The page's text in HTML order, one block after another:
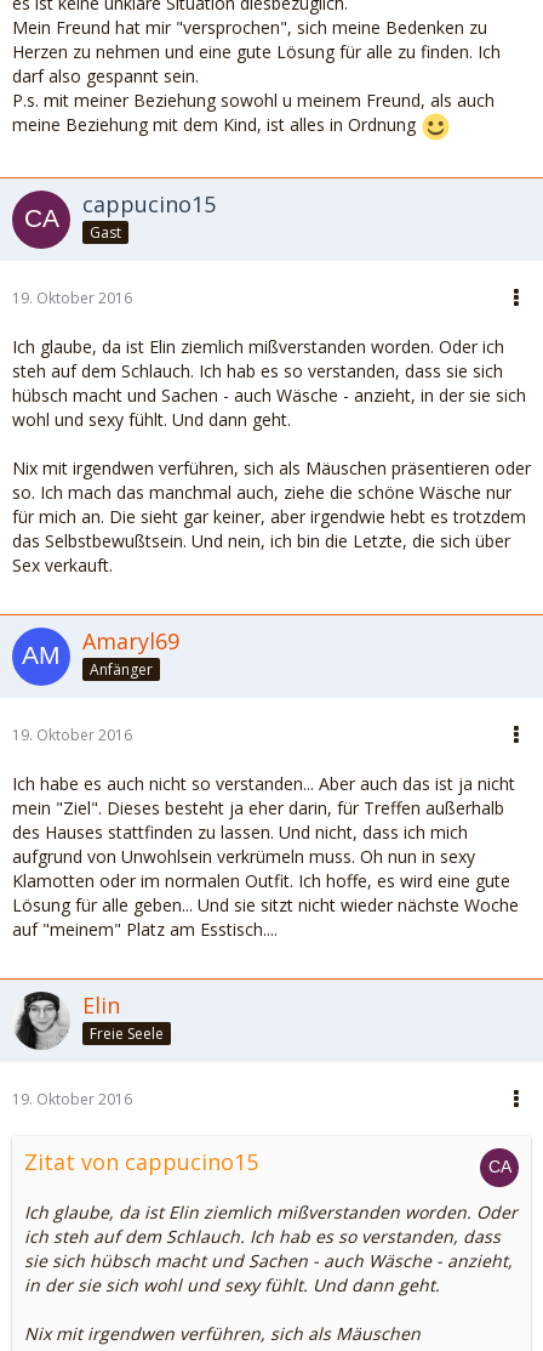
Mein Freund hat mir "versprochen", sich meine Bedenken zu
Herzen zu nehmen und eine gute Lösung für alle zu finden. Ich
darf also gespannt sein.
P.s. mit meiner Beziehung sowohl u meinem Freund, als auch
meine Beziehung mit dem Kind, ist alles in Ordnung
cappucino15
Gast
19. Oktober 2016
Ich glaube, da ist Elin ziemlich mißverstanden worden. Oder ich
steh auf dem Schlauch. Ich hab es so verstanden, dass sie sich
hübsch macht und Sachen - auch Wäsche - anzieht, in der sie sich
wohl und sexy fühlt. Und dann geht.
Nix mit irgendwen verführen, sich als Mäuschen präsentieren oder
so. Ich mach das manchmal auch, ziehe die schöne Wäsche nur
für mich an. Die sieht gar keiner, aber irgendwie hebt es trotzdem
das Selbstbewußtsein. Und nein, ich bin die Letzte, die sich über
Sex verkauft.
Amaryl69
Anfänger
19. Oktober 2016
Ich habe es auch nicht so verstanden... Aber auch das ist ja nicht
mein "Ziel". Dieses besteht ja eher darin, für Treffen außerhalb
des Hauses stattfinden zu lassen. Und nicht, dass ich mich
aufgrund von Unwohlsein verkrümeln muss. Oh nun in sexy
Klamotten oder im normalen Outfit. Ich hoffe, es wird eine gute
Lösung für alle geben... Und sie sitzt nicht wieder nächste Woche
auf "meinem" Platz am Esstisch....
Elin
Freie Seele
19. Oktober 2016
Zitat von cappucino15
Ich glaube, da ist Elin ziemlich mißverstanden worden. Oder
ich steh auf dem Schlauch. Ich hab es so verstanden, dass
sie sich hübsch macht und Sachen - auch Wäsche - anzieht,
in der sie sich wohl und sexy fühlt. Und dann geht.
Nix mit irgendwen verführen, sich als Mäuschen